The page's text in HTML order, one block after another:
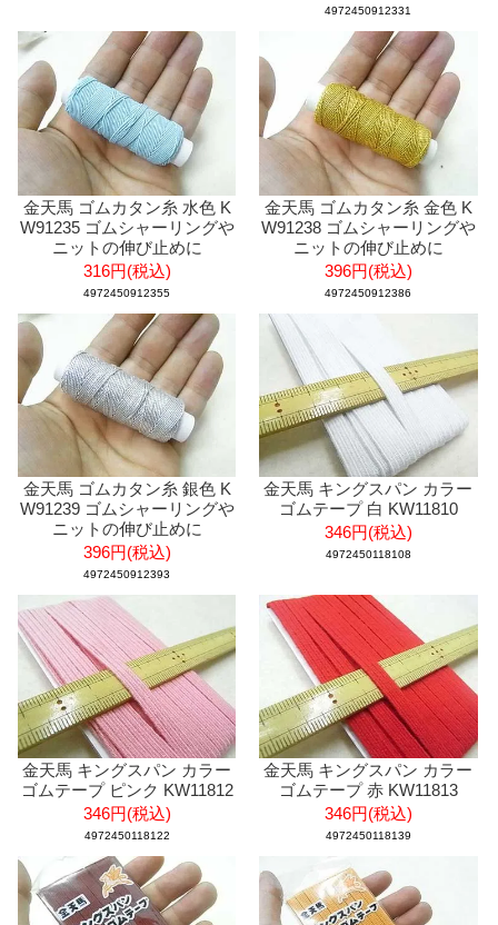
4972450912331
金天馬 ゴムカタン糸 水色 K
W91235 ゴムシャーリングや
ニットの伸び止めに
316円(税込)
4972450912355
金天馬 ゴムカタン糸 金色 K
W91238 ゴムシャーリングや
ニットの伸び止めに
396円(税込)
4972450912386
金天馬 ゴムカタン糸 銀色 K
W91239 ゴムシャーリングや
ニットの伸び止めに
396円(税込)
4972450912393
金天馬 キングスパン カラー
ゴムテープ 白 KW11810
346円(税込)
4972450118108
金天馬 キングスパン カラー
ゴムテープ ピンク KW11812
346円(税込)
4972450118122
金天馬 キングスパン カラー
ゴムテープ 赤 KW11813
346円(税込)
4972450118139